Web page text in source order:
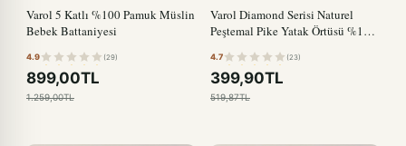
Varol 5 Katlı %100 Pamuk Müslin
Bebek Battaniyesi
4.9 (29)
899,00TL
1.259,00TL
Varol Diamond Serisi Naturel
Peştemal Pike Yatak Örtüsü %100
4.7 (23)
399,90TL
519,87TL